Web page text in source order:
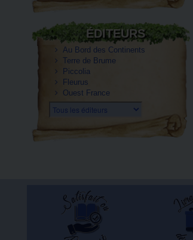
ÉDITEURS
Au Bord des Continents
Terre de Brume
Piccolia
Fleurus
Ouest France
Tous les éditeurs